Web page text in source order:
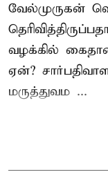
வேல்முருகன்
வழக்கில்
ஏன்?
மருத்துவம ...